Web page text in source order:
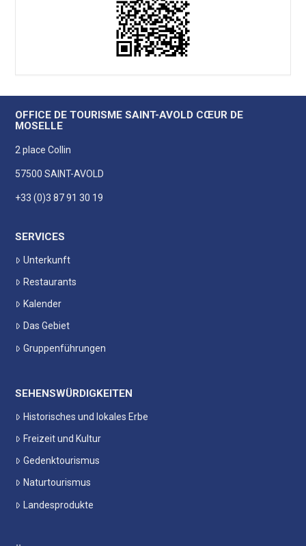
OFFICE DE TOURISME SAINT-AVOLD CŒUR DE
MOSELLE
2 place Collin
57500 SAINT-AVOLD
+33 (0)3 87 91 30 19
SERVICES
Unterkunft
Restaurants
Kalender
Das Gebiet
Gruppenführungen
SEHENSWÜRDIGKEITEN
Historisches und lokales Erbe
Freizeit und Kultur
Gedenktourismus
Naturtourismus
Landesprodukte